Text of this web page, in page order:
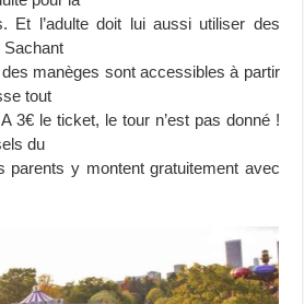
Et l’adulte doit lui aussi utiliser des
Sachant
manèges sont accessibles à partir
tout
3€ le ticket, le tour n’est pas donné !
du
parents y montent gratuitement avec